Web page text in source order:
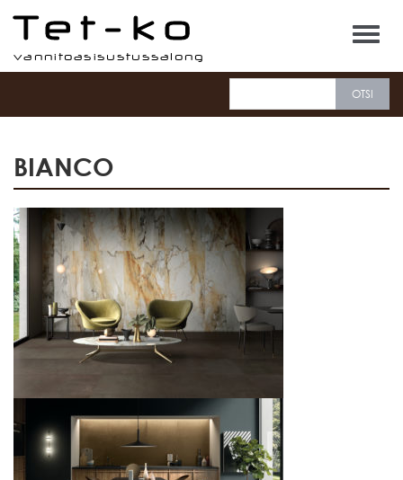
Tet-ko
BIANCO